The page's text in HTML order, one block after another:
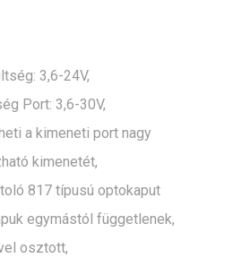
3,6-24V,
Port: 3,6-30V,
a kimeneti port nagy
kimenetét,
817 típusú optokaput
egymástól függetlenek,
osztott,